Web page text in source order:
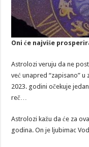
Oni će najviše
Astrolozi veruju da ne
već unapred “zapisano” u
2023. godini očekuje
reč…
Astrolozi kažu da će za
godina. On je ljubimac